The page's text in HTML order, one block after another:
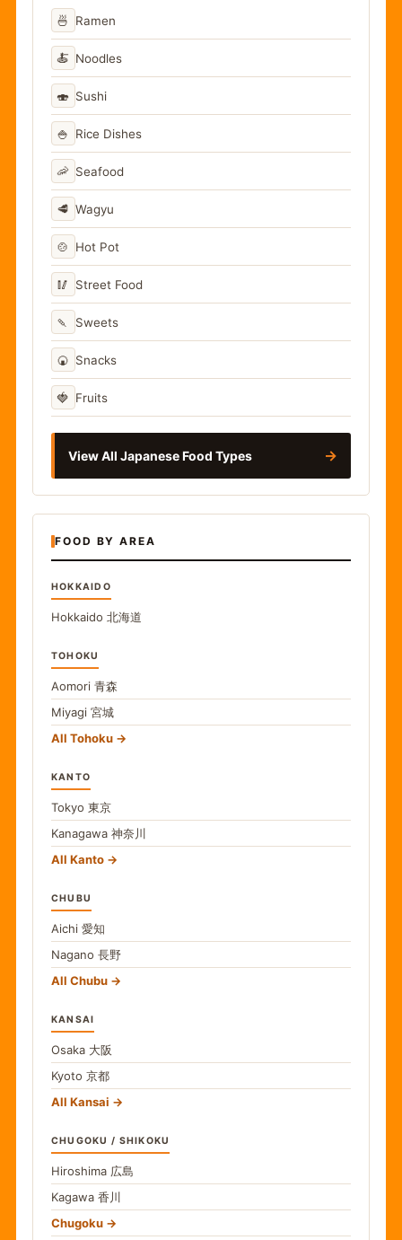
🍜 Ramen
🍝 Noodles
🍣 Sushi
🍚 Rice Dishes
🦐 Seafood
🥩 Wagyu
🍲 Hot Pot
🥢 Street Food
🍡 Sweets
🍘 Snacks
🍓 Fruits
View All Japanese Food Types →
FOOD BY AREA
HOKKAIDO
Hokkaido 北海道
TOHOKU
Aomori 青森
Miyagi 宮城
All Tohoku
KANTO
Tokyo 東京
Kanagawa 神奈川
All Kanto
CHUBU
Aichi 愛知
Nagano 長野
All Chubu
KANSAI
Osaka 大阪
Kyoto 京都
All Kansai
CHUGOKU / SHIKOKU
Hiroshima 広島
Kagawa 香川
Chugoku